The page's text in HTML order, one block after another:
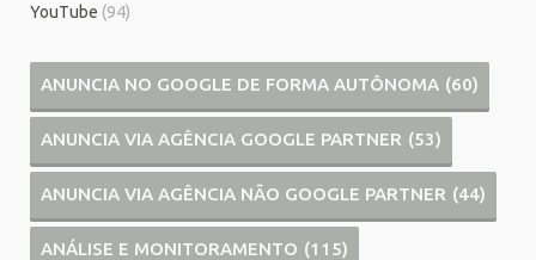
YouTube (94)
ANUNCIA NO GOOGLE DE FORMA AUTÔNOMA (60)
ANUNCIA VIA AGÊNCIA GOOGLE PARTNER (53)
ANUNCIA VIA AGÊNCIA NÃO GOOGLE PARTNER (44)
ANÁLISE E MONITORAMENTO (115)